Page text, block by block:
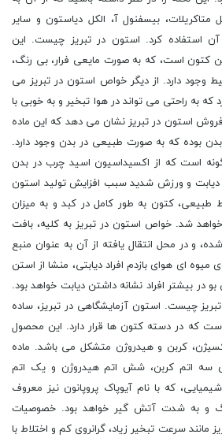
بیسفنول آ، الکل دیاستون و سایر
استفاده کرد. استون در تبریز چیست. این
کتون است، که به صورت مایعی فرار، بی رنگ،
دارد. از دیگر خواص استون در تبریز می
که به راحتی می تواند در هوا تبخیر و به خوبی با
استون در تبریز نشان می دهد که این ماده
بوده که به صورت طبیعی در بدن وجود دارد.
گونه است که از اکسیداسیون اسید چرب در بدن
و ورزش شدید سبب افزایش تولید استون
طبیعی، کتون به طور کامل در کبد و به میزان
شد. خواص استون در تبریز به کلیه، بافت
و در محل انتقال یافته از آن به عنوان منبع
میوه ای هوای بازدم افراد دیابتی، منشا از استن
در بیشتر افراد نشانه داشتن دیابت خواهد بود.
چیست. استون آزمایشگاهی در تبریز، ساده
که در دسته کتون ها قرار دارد. این محصول
کربن و هیدروژن متشکل می باشد. ماده
سه اتم کربن، شش اتم هیدروژن و یک اتم
که با نام آیوپاک پروپانون نیز معروف
و به شدت آتش گیر خواهد بود. خصوصیات
سرعت تبخیر زیاد، گرانروی کم و اختلاط با